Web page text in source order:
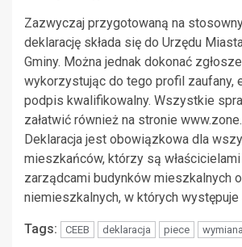
Zazwyczaj przygotowaną na
deklarację składa się do Urzędu
Gminy. Można jednak dokonać
wykorzystując do tego profil zaufany,
podpis kwalifikowalny. Wszystkie
załatwić również na stronie
Deklaracja jest obowiązkowa dla
mieszkańców, którzy są
zarządcami budynków mieszkalnych
niemieszkalnych, w których występuje
Tags: CEEB deklaracja piece